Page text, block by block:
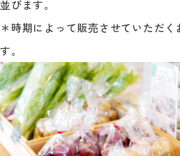
並びます。
＊時期によって販売させていただ
す。